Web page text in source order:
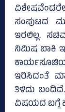
ಸಂಪುಟದ
ಇರಲಿಲ್ಲ.
ನಿಮಿಷ ಬಾಕಿ
ಇರಿಸಿದಂತೆ
ತಿಳಿದು
ವಿಷಯದ ಬಗ್ಗೆ